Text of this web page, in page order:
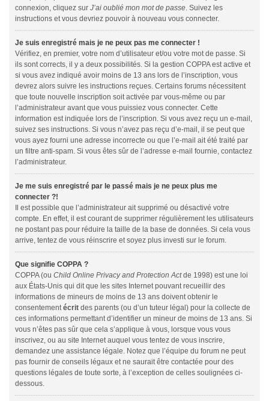
connexion, cliquez sur J’ai oublié mon mot de passe. Suivez les
instructions et vous devriez pouvoir à nouveau vous connecter.
Je suis enregistré mais je ne peux pas me connecter !
Vérifiez, en premier, votre nom d’utilisateur et/ou votre mot de passe. Si
ils sont corrects, il y a deux possibilités. Si la gestion COPPA est active et
si vous avez indiqué avoir moins de 13 ans lors de l’inscription, vous
devrez alors suivre les instructions reçues. Certains forums nécessitent
que toute nouvelle inscription soit activée par vous-même ou par
l’administrateur avant que vous puissiez vous connecter. Cette
information est indiquée lors de l’inscription. Si vous avez reçu un e-mail,
suivez ses instructions. Si vous n’avez pas reçu d’e-mail, il se peut que
vous ayez fourni une adresse incorrecte ou que l’e-mail ait été traité par
un filtre anti-spam. Si vous êtes sûr de l’adresse e-mail fournie, contactez
l’administrateur.
Je me suis enregistré par le passé mais je ne peux plus me
connecter ?!
Il est possible que l’administrateur ait supprimé ou désactivé votre
compte. En effet, il est courant de supprimer régulièrement les utilisateurs
ne postant pas pour réduire la taille de la base de données. Si cela vous
arrive, tentez de vous réinscrire et soyez plus investi sur le forum.
Que signifie COPPA ?
COPPA (ou Child Online Privacy and Protection Actde 1998) est une loi
aux États-Unis qui dit que les sites Internet pouvant recueillir des
informations de mineurs de moins de 13 ans doivent obtenir le
consentementécrit des parents (ou d’un tuteur légal) pour la collecte de
ces informations permettant d’identifier un mineur de moins de 13 ans. Si
vous n’êtes pas sûr que cela s’applique à vous, lorsque vous vous
inscrivez, ou au site Internet auquel vous tentez de vous inscrire,
demandez une assistance légale. Notez que l’équipe du forum ne peut
pas fournir de conseils légaux et ne saurait être contactée pour des
questions légales de toute sorte, à l’exception de celles soulignées ci-
dessous.